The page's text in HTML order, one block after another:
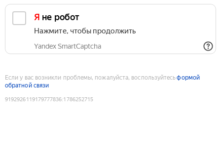
Я не робот
Нажмите, чтобы продолжить
Yandex SmartCaptcha
Если у вас возникли проблемы, пожалуйста, воспользуйтесьформой
обратной связи
9192926119179777836:1786252715